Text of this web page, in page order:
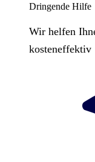
Dringende Hilfe
Wir helfen
kosteneffektiv